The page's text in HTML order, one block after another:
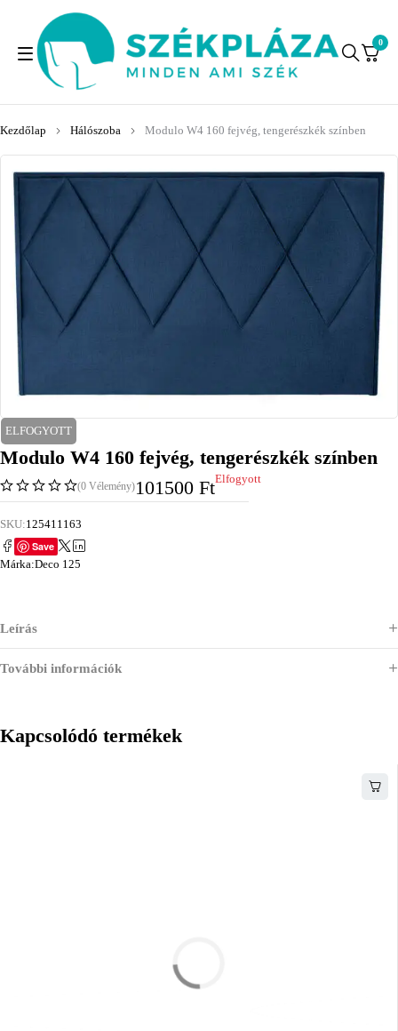
0
Kezdőlap Hálószoba Modulo W4 160 fejvég, tengerészkék színben
ELFOGYOTT
Modulo W4 160 fejvég, tengerészkék színben
(0 Vélemény)101500 FtElfogyott
SKU:125411163
Save
Márka:Deco 125
Leírás
További információk
Kapcsolódó termékek